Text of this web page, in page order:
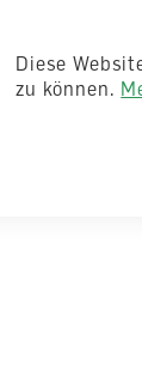
Diese
zu können.